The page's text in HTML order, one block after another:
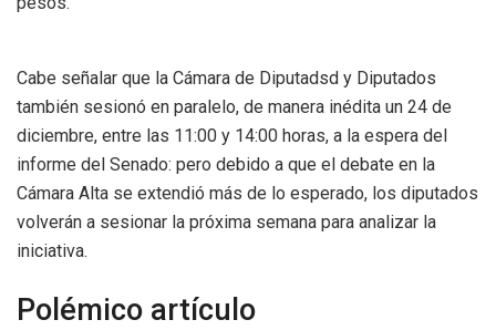
Cabe señalar que la Cámara de Diputadsd y Diputados
también sesionó en paralelo, de manera inédita un 24 de
diciembre, entre las 11:00 y 14:00 horas, a la espera del
informe del Senado: pero debido a que el debate en la
Cámara Alta se extendió más de lo esperado, los diputados
volverán a sesionar la próxima semana para analizar la
iniciativa.
Polémico artículo